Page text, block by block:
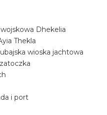
Dhekelia
Thekla
wioska jachtowa
i port